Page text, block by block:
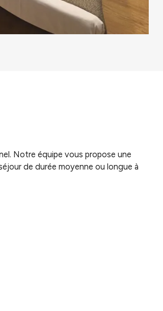
Notre équipe vous propose une
de durée moyenne ou longue à